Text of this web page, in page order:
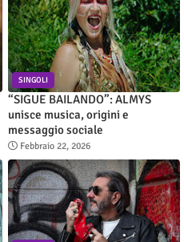
SINGOLI
“SIGUE BAILANDO”: ALMYS
unisce musica, origini e
messaggio sociale
Febbraio 22, 2026